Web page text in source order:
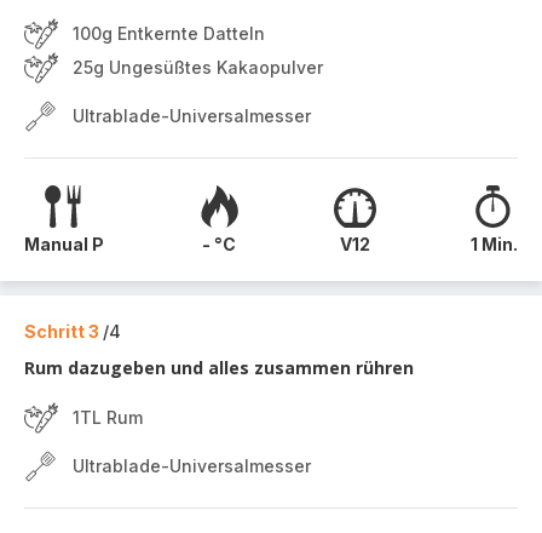
100g Entkernte Datteln
25g Ungesüßtes Kakaopulver
Ultrablade-Universalmesser
Manual P - °C V12 1 Min.
Schritt 3 /4
Rum dazugeben und alles zusammen rühren
1TL Rum
Ultrablade-Universalmesser